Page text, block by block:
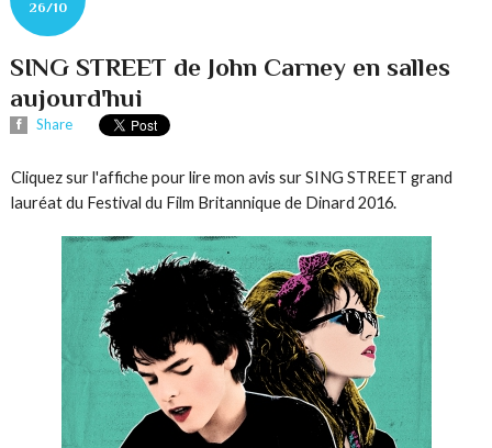
26/10
SING STREET de John Carney en salles
aujourd'hui
Share
Cliquez sur l'affiche pour lire mon avis sur SING STREET grand
lauréat du Festival du Film Britannique de Dinard 2016.